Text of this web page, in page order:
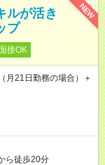
NEW
ルが活き
プ
接OK
21日勤務の場合）＋
ら徒歩20分